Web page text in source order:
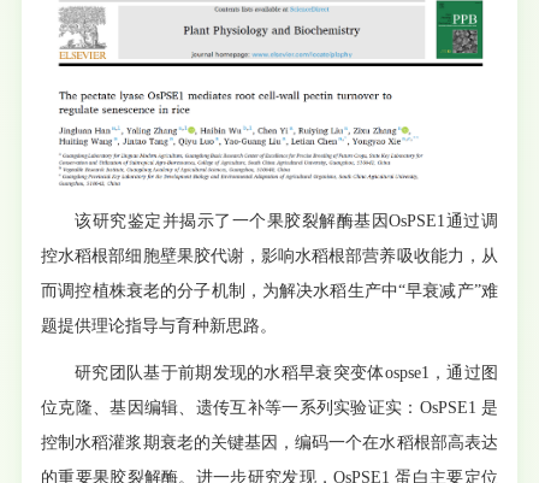
该研究鉴定并揭示了一个果胶裂解酶基因OsPSE1通过调
控水稻根部细胞壁果胶代谢，影响水稻根部营养吸收能力，从
而调控植株衰老的分子机制，为解决水稻生产中“早衰减产”难
题提供理论指导与育种新思路。
研究团队基于前期发现的水稻早衰突变体ospse1，通过图
位克隆、基因编辑、遗传互补等一系列实验证实：OsPSE1 是
控制水稻灌浆期衰老的关键基因，编码一个在水稻根部高表达
的重要果胶裂解酶。进一步研究发现，OsPSE1 蛋白主要定位